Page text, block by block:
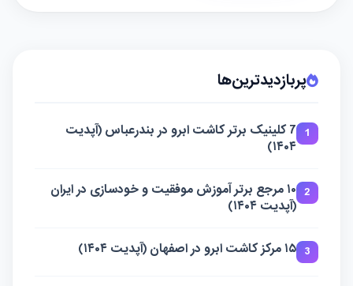
پربازدیدترین‌ها
1
7 کلینیک برتر کاشت ابرو در بندرعباس (آپدیت
۱۴۰۴)
2
۱۰ مرجع برتر آموزش موفقیت و خودسازی در ایران
(آپدیت ۱۴۰۴)
3 ۱۵ مرکز کاشت ابرو در اصفهان (آپدیت ۱۴۰۴)